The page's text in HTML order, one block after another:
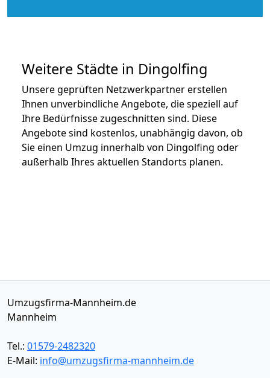
Weitere Städte in Dingolfing
Unsere geprüften Netzwerkpartner erstellen
Ihnen unverbindliche Angebote, die speziell auf
Ihre Bedürfnisse zugeschnitten sind. Diese
Angebote sind kostenlos, unabhängig davon, ob
Sie einen Umzug innerhalb von Dingolfing oder
außerhalb Ihres aktuellen Standorts planen.
Umzugsfirma-Mannheim.de
Mannheim
Tel.: 01579-2482320
E-Mail: info@umzugsfirma-mannheim.de